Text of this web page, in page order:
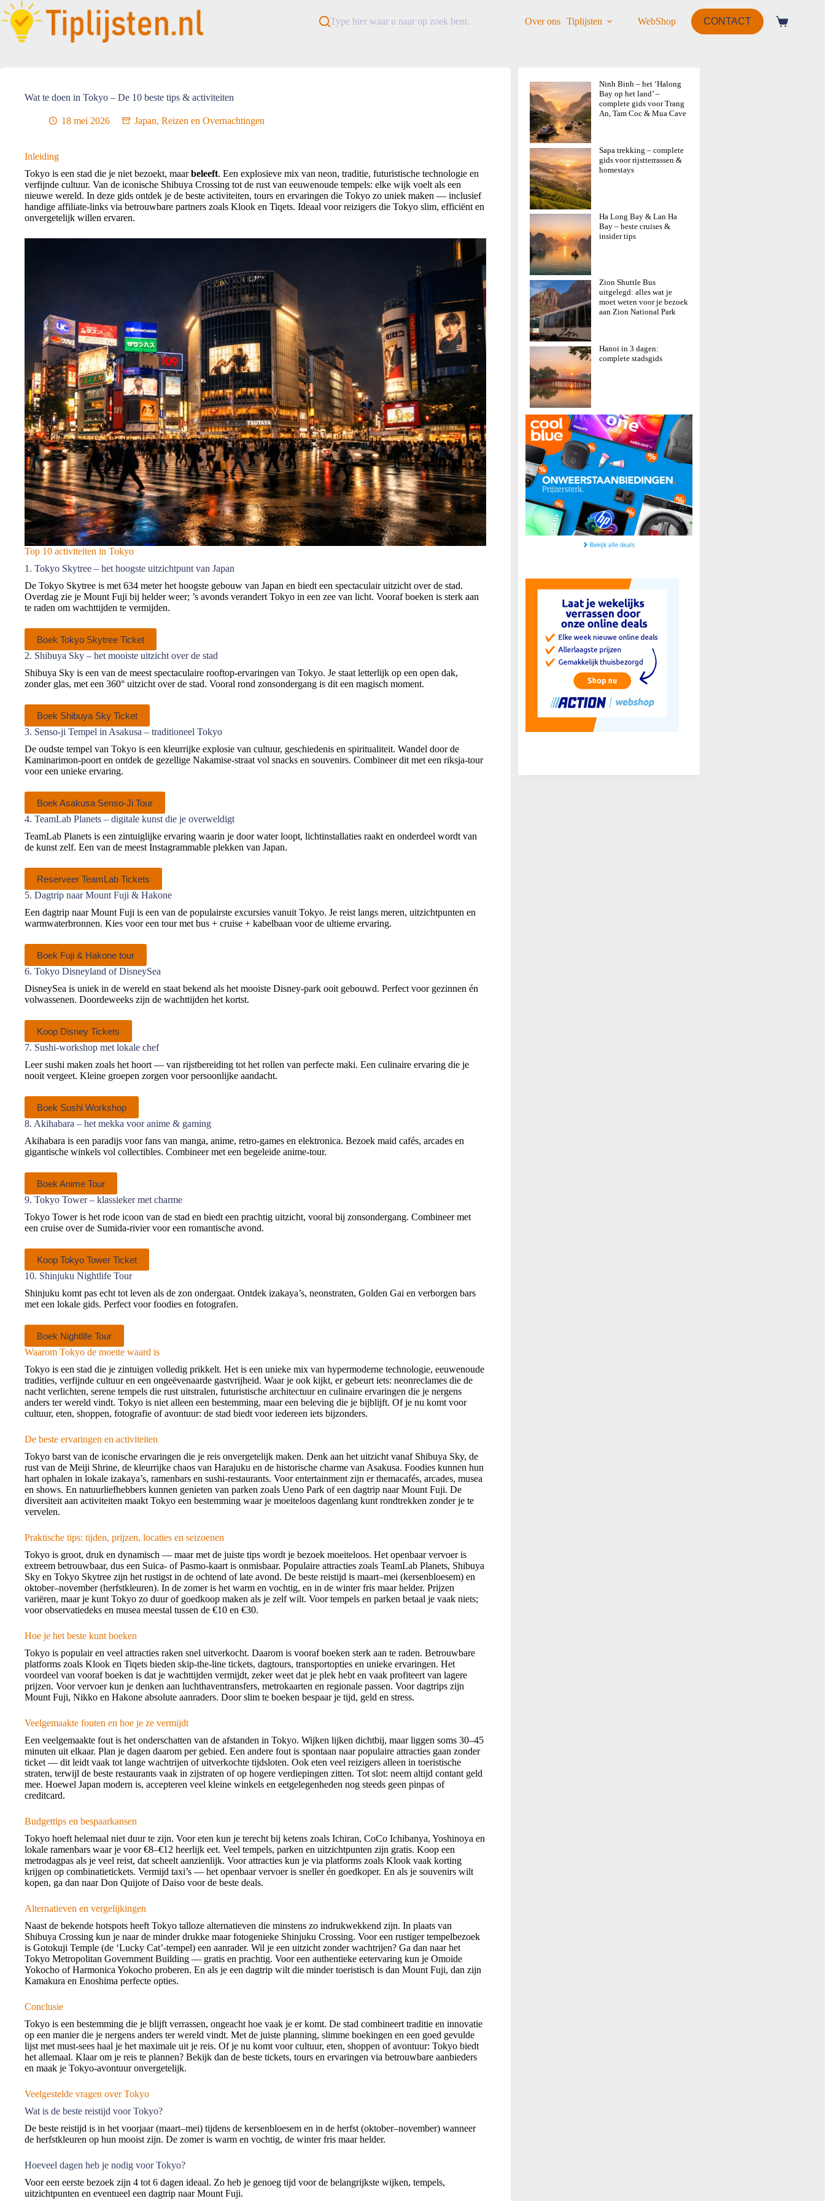
Type hier waar u naar op zoek bent. Over ons Tiplijsten WebShop CONTACT
Wat te doen in Tokyo – De 10 beste tips & activiteiten
18 mei 2026 Japan, Reizen en Overnachtingen
Inleiding
Tokyo is een stad die je niet bezoekt, maarbeleeft. Een explosieve mix van neon, traditie, futuristische technologie en
verfijnde cultuur. Van de iconische Shibuya Crossing tot de rust van eeuwenoude tempels: elke wijk voelt als een
nieuwe wereld. In deze gids ontdek je de beste activiteiten, tours en ervaringen die Tokyo zo uniek maken — inclusief
handige affiliate-links via betrouwbare partners zoals Klook en Tiqets. Ideaal voor reizigers die Tokyo slim, efficiënt en
onvergetelijk willen ervaren.
Top 10 activiteiten in Tokyo
1. Tokyo Skytree – het hoogste uitzichtpunt van Japan
De Tokyo Skytree is met 634 meter het hoogste gebouw van Japan en biedt een spectaculair uitzicht over de stad.
Overdag zie je Mount Fuji bij helder weer; ’s avonds verandert Tokyo in een zee van licht. Vooraf boeken is sterk aan
te raden om wachttijden te vermijden.
Boek Tokyo Skytree Ticket
2. Shibuya Sky – het mooiste uitzicht over de stad
Shibuya Sky is een van de meest spectaculaire rooftop-ervaringen van Tokyo. Je staat letterlijk op een open dak,
zonder glas, met een 360° uitzicht over de stad. Vooral rond zonsondergang is dit een magisch moment.
Boek Shibuya Sky Ticket
3. Senso-ji Tempel in Asakusa – traditioneel Tokyo
De oudste tempel van Tokyo is een kleurrijke explosie van cultuur, geschiedenis en spiritualiteit. Wandel door de
Kaminarimon-poort en ontdek de gezellige Nakamise-straat vol snacks en souvenirs. Combineer dit met een riksja-tour
voor een unieke ervaring.
Boek Asakusa Senso-Ji Tour
4. TeamLab Planets – digitale kunst die je overweldigt
TeamLab Planets is een zintuiglijke ervaring waarin je door water loopt, lichtinstallaties raakt en onderdeel wordt van
de kunst zelf. Een van de meest Instagrammable plekken van Japan.
Reserveer TeamLab Tickets
5. Dagtrip naar Mount Fuji & Hakone
Een dagtrip naar Mount Fuji is een van de populairste excursies vanuit Tokyo. Je reist langs meren, uitzichtpunten en
warmwaterbronnen. Kies voor een tour met bus + cruise + kabelbaan voor de ultieme ervaring.
Boek Fuji & Hakone tour
6. Tokyo Disneyland of DisneySea
DisneySea is uniek in de wereld en staat bekend als het mooiste Disney-park ooit gebouwd. Perfect voor gezinnen én
volwassenen. Doordeweeks zijn de wachttijden het kortst.
Koop Disney Tickets
7. Sushi-workshop met lokale chef
Leer sushi maken zoals het hoort — van rijstbereiding tot het rollen van perfecte maki. Een culinaire ervaring die je
nooit vergeet. Kleine groepen zorgen voor persoonlijke aandacht.
Boek Sushi Workshop
8. Akihabara – het mekka voor anime & gaming
Akihabara is een paradijs voor fans van manga, anime, retro-games en elektronica. Bezoek maid cafés, arcades en
gigantische winkels vol collectibles. Combineer met een begeleide anime-tour.
Boek Anime Tour
9. Tokyo Tower – klassieker met charme
Tokyo Tower is het rode icoon van de stad en biedt een prachtig uitzicht, vooral bij zonsondergang. Combineer met
een cruise over de Sumida-rivier voor een romantische avond.
Koop Tokyo Tower Ticket
10. Shinjuku Nightlife Tour
Shinjuku komt pas echt tot leven als de zon ondergaat. Ontdek izakaya’s, neonstraten, Golden Gai en verborgen bars
met een lokale gids. Perfect voor foodies en fotografen.
Boek Nightlife Tour
Waarom Tokyo de moeite waard is
Tokyo is een stad die je zintuigen volledig prikkelt. Het is een unieke mix van hypermoderne technologie, eeuwenoude
tradities, verfijnde cultuur en een ongeëvenaarde gastvrijheid. Waar je ook kijkt, er gebeurt iets: neonreclames die de
nacht verlichten, serene tempels die rust uitstralen, futuristische architectuur en culinaire ervaringen die je nergens
anders ter wereld vindt. Tokyo is niet alleen een bestemming, maar een beleving die je bijblijft. Of je nu komt voor
cultuur, eten, shoppen, fotografie of avontuur: de stad biedt voor iedereen iets bijzonders.
De beste ervaringen en activiteiten
Tokyo barst van de iconische ervaringen die je reis onvergetelijk maken. Denk aan het uitzicht vanaf Shibuya Sky, de
rust van de Meiji Shrine, de kleurrijke chaos van Harajuku en de historische charme van Asakusa. Foodies kunnen hun
hart ophalen in lokale izakaya’s, ramenbars en sushi-restaurants. Voor entertainment zijn er themacafés, arcades, musea
en shows. En natuurliefhebbers kunnen genieten van parken zoals Ueno Park of een dagtrip naar Mount Fuji. De
diversiteit aan activiteiten maakt Tokyo een bestemming waar je moeiteloos dagenlang kunt rondtrekken zonder je te
vervelen.
Praktische tips: tijden, prijzen, locaties en seizoenen
Tokyo is groot, druk en dynamisch — maar met de juiste tips wordt je bezoek moeiteloos. Het openbaar vervoer is
extreem betrouwbaar, dus een Suica- of Pasmo-kaart is onmisbaar. Populaire attracties zoals TeamLab Planets, Shibuya
Sky en Tokyo Skytree zijn het rustigst in de ochtend of late avond. De beste reistijd is maart–mei (kersenbloesem) en
oktober–november (herfstkleuren). In de zomer is het warm en vochtig, en in de winter fris maar helder. Prijzen
variëren, maar je kunt Tokyo zo duur of goedkoop maken als je zelf wilt. Voor tempels en parken betaal je vaak niets;
voor observatiedeks en musea meestal tussen de €10 en €30.
Hoe je het beste kunt boeken
Tokyo is populair en veel attracties raken snel uitverkocht. Daarom is vooraf boeken sterk aan te raden. Betrouwbare
platforms zoals Klook en Tiqets bieden skip-the-line tickets, dagtours, transportopties en unieke ervaringen. Het
voordeel van vooraf boeken is dat je wachttijden vermijdt, zeker weet dat je plek hebt en vaak profiteert van lagere
prijzen. Voor vervoer kun je denken aan luchthaventransfers, metrokaarten en regionale passen. Voor dagtrips zijn
Mount Fuji, Nikko en Hakone absolute aanraders. Door slim te boeken bespaar je tijd, geld en stress.
Veelgemaakte fouten en hoe je ze vermijdt
Een veelgemaakte fout is het onderschatten van de afstanden in Tokyo. Wijken lijken dichtbij, maar liggen soms 30–45
minuten uit elkaar. Plan je dagen daarom per gebied. Een andere fout is spontaan naar populaire attracties gaan zonder
ticket — dit leidt vaak tot lange wachtrijen of uitverkochte tijdsloten. Ook eten veel reizigers alleen in toeristische
straten, terwijl de beste restaurants vaak in zijstraten of op hogere verdiepingen zitten. Tot slot: neem altijd contant geld
mee. Hoewel Japan modern is, accepteren veel kleine winkels en eetgelegenheden nog steeds geen pinpas of
creditcard.
Budgettips en bespaarkansen
Tokyo hoeft helemaal niet duur te zijn. Voor eten kun je terecht bij ketens zoals Ichiran, CoCo Ichibanya, Yoshinoya en
lokale ramenbars waar je voor €8–€12 heerlijk eet. Veel tempels, parken en uitzichtpunten zijn gratis. Koop een
metrodagpas als je veel reist, dat scheelt aanzienlijk. Voor attracties kun je via platforms zoals Klook vaak korting
krijgen op combinatietickets. Vermijd taxi’s — het openbaar vervoer is sneller én goedkoper. En als je souvenirs wilt
kopen, ga dan naar Don Quijote of Daiso voor de beste deals.
Alternatieven en vergelijkingen
Naast de bekende hotspots heeft Tokyo talloze alternatieven die minstens zo indrukwekkend zijn. In plaats van
Shibuya Crossing kun je naar de minder drukke maar fotogenieke Shinjuku Crossing. Voor een rustiger tempelbezoek
is Gotokuji Temple (de ‘Lucky Cat’-tempel) een aanrader. Wil je een uitzicht zonder wachtrijen? Ga dan naar het
Tokyo Metropolitan Government Building — gratis en prachtig. Voor een authentieke eetervaring kun je Omoide
Yokocho of Harmonica Yokocho proberen. En als je een dagtrip wilt die minder toeristisch is dan Mount Fuji, dan zijn
Kamakura en Enoshima perfecte opties.
Conclusie
Tokyo is een bestemming die je blijft verrassen, ongeacht hoe vaak je er komt. De stad combineert traditie en innovatie
op een manier die je nergens anders ter wereld vindt. Met de juiste planning, slimme boekingen en een goed gevulde
lijst met must-sees haal je het maximale uit je reis. Of je nu komt voor cultuur, eten, shoppen of avontuur: Tokyo biedt
het allemaal. Klaar om je reis te plannen? Bekijk dan de beste tickets, tours en ervaringen via betrouwbare aanbieders
en maak je Tokyo-avontuur onvergetelijk.
Veelgestelde vragen over Tokyo
Wat is de beste reistijd voor Tokyo?
De beste reistijd is in het voorjaar (maart–mei) tijdens de kersenbloesem en in de herfst (oktober–november) wanneer
de herfstkleuren op hun mooist zijn. De zomer is warm en vochtig, de winter fris maar helder.
Hoeveel dagen heb je nodig voor Tokyo?
Voor een eerste bezoek zijn 4 tot 6 dagen ideaal. Zo heb je genoeg tijd voor de belangrijkste wijken, tempels,
uitzichtpunten en eventueel een dagtrip naar Mount Fuji.
Ninh Binh – het ‘Halong
Bay op het land’ –
complete gids voor Trang
An, Tam Coc & Mua Cave
Sapa trekking – complete
gids voor rijstterrassen &
homestays
Ha Long Bay & Lan Ha
Bay – beste cruises &
insider tips
Zion Shuttle Bus
uitgelegd: alles wat je
moet weten voor je bezoek
aan Zion National Park
Hanoi in 3 dagen:
complete stadsgids